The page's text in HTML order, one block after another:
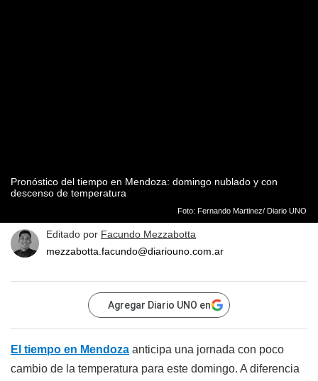
Pronóstico del tiempo en Mendoza: domingo nublado y con
descenso de temperatura
Foto: Fernando Martinez/ Diario UNO
Editado por Facundo Mezzabotta
mezzabotta.facundo@diariouno.com.ar
Agregar Diario UNO en
El tiempo en Mendoza anticipa una jornada con poco
cambio de la temperatura para este domingo. A diferencia